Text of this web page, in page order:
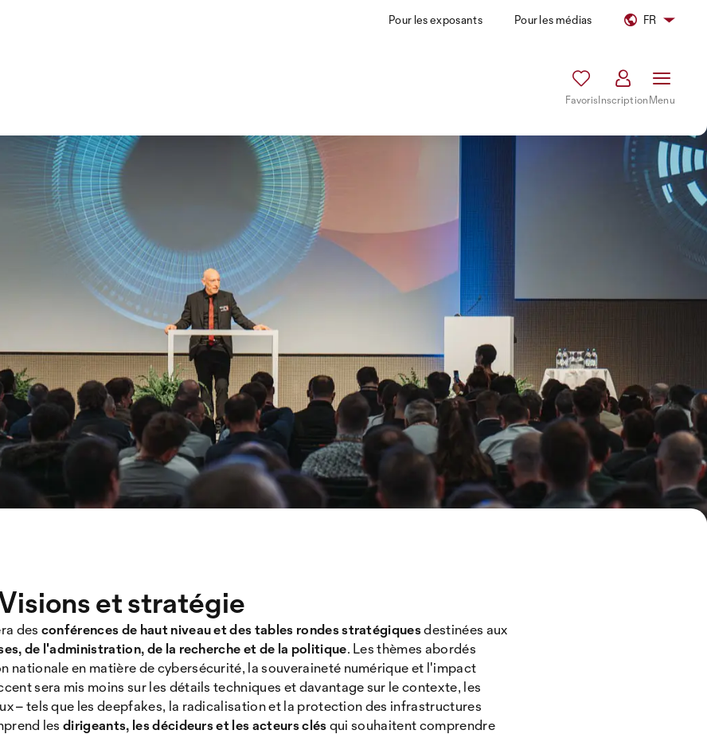
Pour les exposants Pour les médias FR
FavorisInscriptionMenu
et stratégie
des conférences de haut niveau et des tables rondes stratégiquesdestinées aux
de l'administration, de la recherche et de la politique. Les thèmes abordés
nationale en matière de cybersécurité, la souveraineté numérique et l'impact
sera mis moins sur les détails techniques et davantage sur le contexte, les
– tels que les deepfakes, la radicalisation et la protection des infrastructures
lesdirigeants, les décideurs et les acteurs clésqui souhaitent comprendre